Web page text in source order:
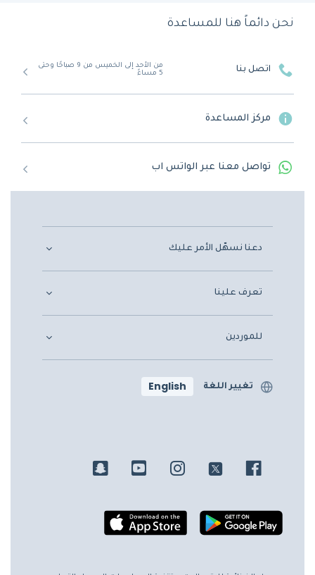
نحن دائماً هنا للمساعدة
اتصل بنا
من الأحد إلى الخميس من 9 صباحًا وحتى
5 مساءً
مركز المساعدة
تواصل معنا عبر الواتس اب
دعنا نسهّل الأمر عليك
تعرف علينا
للموردين
تغيير اللغة English